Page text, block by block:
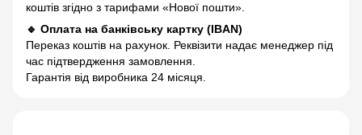
коштів згідно з тарифами «Нової пошти».
🔹 Оплата на банківську картку (IBAN)
Переказ коштів на рахунок. Реквізити надає менеджер під
час підтвердження замовлення.
Гарантія від виробника 24 місяця.